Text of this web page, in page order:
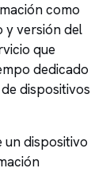
como
y versión del
que
dedicado
dispositivos
un dispositivo